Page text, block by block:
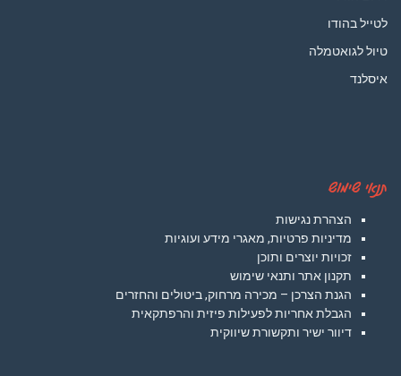
לטייל בהודו
טיול לגואטמלה
איסלנד
תנאי שימוש
הצהרת נגישות
מדיניות פרטיות, מאגרי מידע ועוגיות
זכויות יוצרים ותוכן
תקנון אתר ותנאי שימוש
הגנת הצרכן – מכירה מרחוק, ביטולים והחזרים
הגבלת אחריות לפעילות פיזית והרפתקאית
דיוור ישיר ותקשורת שיווקית